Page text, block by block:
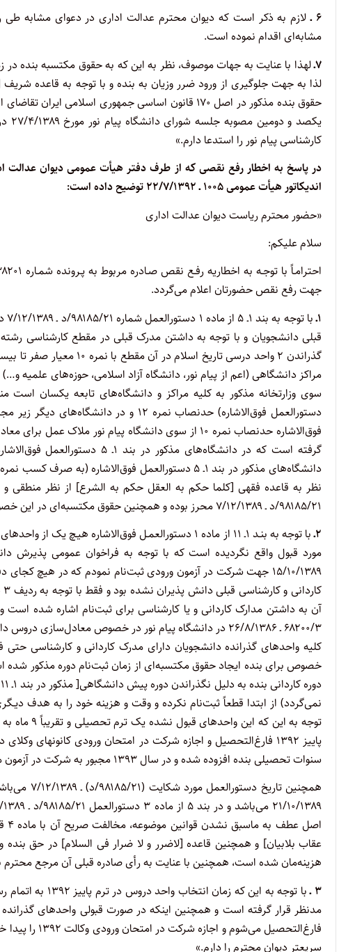
۶ ـ
مشابه‌ای اقدام نموده است.
۷ـ
لذا به جهت جلوگیری از ورود ضرر وزیان به بنده و با توجه به قاعده
کارشناسی پیام نور را استدعا دارم.»
در پاسخ به اخطار رفع نقصی که از طرف دفتر هیأت عمومی دیوان عدالت
اندیکاتور هیأت عمومی ۱۰۰۵ ـ ۲۲/۷/۱۳۹۲ توضیح داده است:
«حضور محترم ریاست دیوان عدالت اداری
سلام علیکم:
جهت رفع نقص حضورتان اعلام می‌گردد.
۱ـ
قبلی دانشجویان و با توجه به داشتن مدرک قبلی در مقطع کارشناسی رشته
گذراندن ۲ واحد درسی
مراکز دانشگاهی (اعم از پیام نور، دانشگاه آزاد اسلامی، حوزه‌های علمیه
فوق‌الاشاره حدنصاب نمره ۱۰ از سوی دانشگاه پیام
گرفته است که در دانشگاه‌های
۹۸۱۸۵/۲۱/د ـ ۷/۱۲/۱۳۸۹ محرز بوده و همچنین حقوق مکتسبه‌ای در این خصوص از اینجانب ضایع گردیده است.
۲ـ
با توجه به بنـد ۱ـ ۱۱ از ماده ۱ دستورالعمـل
۱۵/۱۰/۱۳۸۹ جهت شرکت در آزمون ورودی ثبت‌نام نمودم که در هیچ
آن به داشتن مدارک کاردانی و یا کارشناسی برای ثبت‌نام اشاره شده است
کلیه واحدهای گذرانده دانشجویان دارای مدرک کاردانی و کارشناسی
خصوص برای بنده ایجاد حقوق مکتسبه‌ای از زمان ثبت‌نام دوره مذکور
نمی‌گردد) از ابتدا قطعاً ثبت‌نام نکرده و وقت و هزینه خود را به هدف
توجه به
سنوات تحصیلی بنده افزوده شده و در سال ۱۳۹۳ مجبور به شرکت در آزمون مذکور می‌باشم.)
عقاب بلابیان] و همچنین قاعده [لاضرر و لا ضرار فی السلام] در حق
هزینه‌مان شده است، همچنین با عنایت به رأی صادره قبلی آن مرجع محترم به شماره ۸۴۳، تقاضای رسیدگی عاجل را از آن مرجع
۳ ـ
سریعتر دیوان محترم را دارم.»